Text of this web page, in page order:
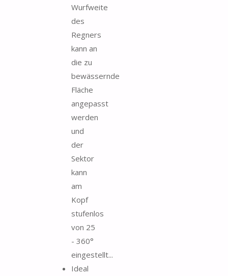
Wurfweite
des
Regners
kann an
die zu
bewässernde
Fläche
angepasst
werden
und
der
Sektor
kann
am
Kopf
stufenlos
von 25
- 360°
eingestellt...
Ideal